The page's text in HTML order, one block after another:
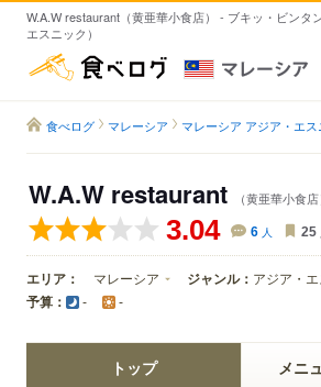
W.A.W restaurant（黄亜華小食店） - ブキッ・ビンタ
エスニック）
食べログ
食べログ マレーシア マレーシア アジア・エス
W.A.W restaurant （黄亜華小食店
3.04 6 人 25
エリア： マレーシア ジャンル： アジア・
予算： - -
トップ メニ